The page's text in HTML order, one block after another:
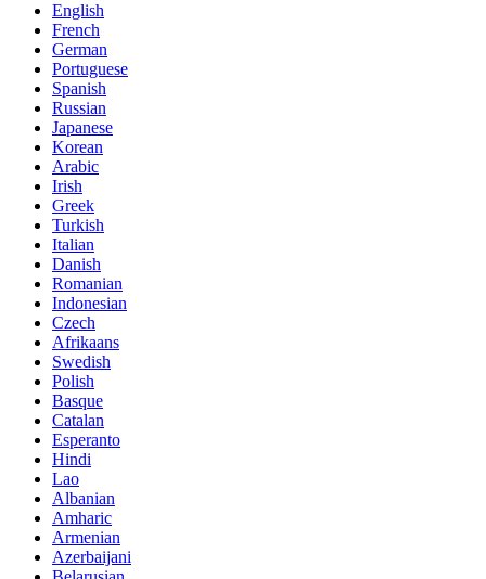
English
French
German
Portuguese
Spanish
Russian
Japanese
Korean
Arabic
Irish
Greek
Turkish
Italian
Danish
Romanian
Indonesian
Czech
Afrikaans
Swedish
Polish
Basque
Catalan
Esperanto
Hindi
Lao
Albanian
Amharic
Armenian
Azerbaijani